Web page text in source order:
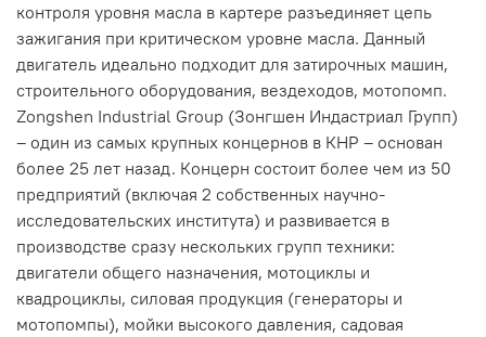
контроля уровня масла в картере разъединяет цепь
зажигания при критическом уровне масла. Данный
двигатель идеально подходит для затирочных машин,
строительного оборудования, вездеходов, мотопомп.
Zongshen Industrial Group (Зонгшен Индастриал Групп)
– один из самых крупных концернов в КНР – основан
более 25 лет назад. Концерн состоит более чем из 50
предприятий (включая 2 собственных научно-
исследовательских института) и развивается в
производстве сразу нескольких групп техники:
двигатели общего назначения, мотоциклы и
квадроциклы, силовая продукция (генераторы и
мотопомпы), мойки высокого давления, садовая